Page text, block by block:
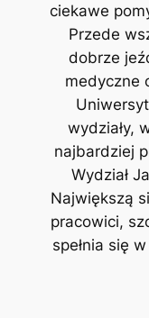
ciekawe
Przede
dobrze
medyczne
wydziały,
najbardziej
Wydział
Największą
pracowici,
spełnia się